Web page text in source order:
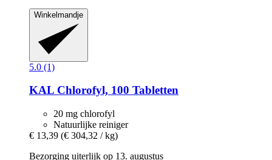
Winkelmandje
5.0 (1)
KAL Chlorofyl, 100 Tabletten
20 mg chlorofyl
Natuurlijke reiniger
€ 13,39 (€ 304,32 / kg)
Bezorging uiterlijk op 13. augustus